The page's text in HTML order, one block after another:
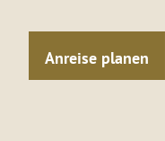
Anreise planen